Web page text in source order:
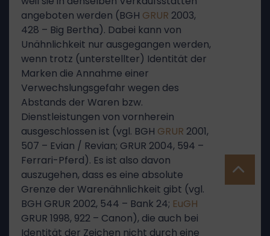
angeboten werden (BGH GRUR 2003,
428 – Big Bertha). Dabei kann von
Unähnlichkeit nur ausgegangen werden,
wenn trotz (unterstellter) Identität der
Marken die Annahme einer
Verwechslungsgefahr wegen des
Abstands der Waren bzw.
Dienstleistungen von vornherein
ausgeschlossen ist (vgl. BGH GRUR 2001,
507 – Evian / Revian; GRUR 2004, 594 –
Ferrari-Pferd). Es ist also davon
auszugehen, dass es eine absolute
Grenze der Warenähnlichkeit gibt (vgl.
BGH GRUR 2002, 544 – Bank 24; EuGH
GRUR 1998, 922 – Canon), die auch bei
Identität der Zeichen nicht durch eine